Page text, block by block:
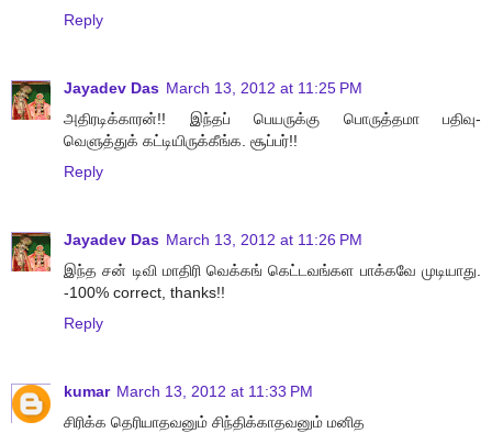
Reply
Jayadev Das March 13, 2012 at 11:25 PM
அதிரடிக்காரன்!! இந்தப் பெயருக்கு பொருத்தமா பதிவு-
வெளுத்துக் கட்டியிருக்கீங்க. சூப்பர்!!
Reply
Jayadev Das March 13, 2012 at 11:26 PM
இந்த சன் டிவி மாதிரி வெக்கங் கெட்டவங்கள பாக்கவே முடியாது.
-100% correct, thanks!!
Reply
kumar March 13, 2012 at 11:33 PM
சிரிக்க தெரியாதவனும் சிந்திக்காதவனும் மனித